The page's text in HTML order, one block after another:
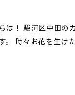
は！ 駿河区中田の
。 時々お花を生け